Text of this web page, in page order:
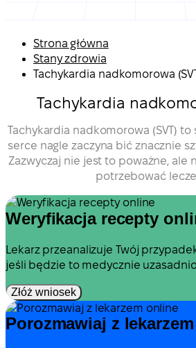
Strona główna
Stany zdrowia
Tachykardia nadkomorowa
Tachykardia
Tachykardia nadkomorowa (SVT) to
serce nagle zaczyna bić znacznie
Zazwyczaj nie jest to poważne, ale
potrzebować
Weryfikacja recepty
Lekarz przeanalizuje Twój
jeśli będzie to medycznie
Złóż wniosek
Porozmawiaj z